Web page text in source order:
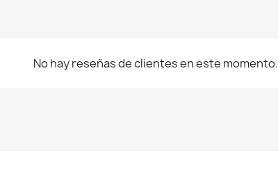
No hay reseñas de clientes en este momento.